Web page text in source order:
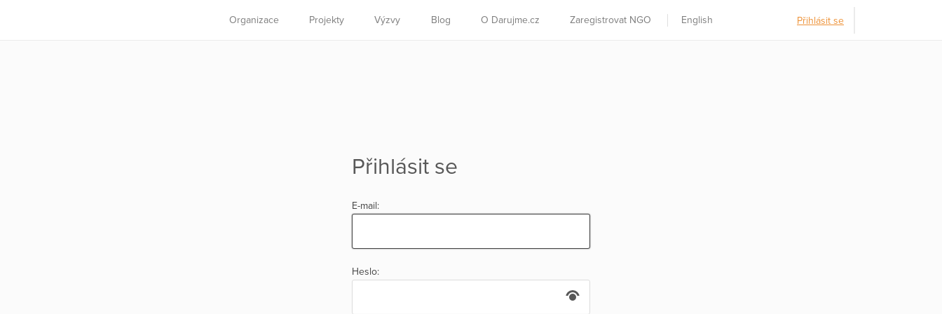
Organizace Projekty Výzvy Blog O Darujme.cz Zaregistrovat NGO English Přihlásit se
Přihlásit se
E-mail:
Heslo: